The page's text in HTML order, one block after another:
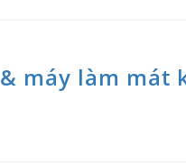
máy làm mát